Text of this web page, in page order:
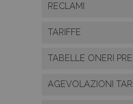
RECLAMI
TARIFFE
TABELLE ONERI
AGEVOLAZIONI